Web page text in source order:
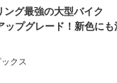
ング最強の大型バイク
ップグレード！新色にも
ックス